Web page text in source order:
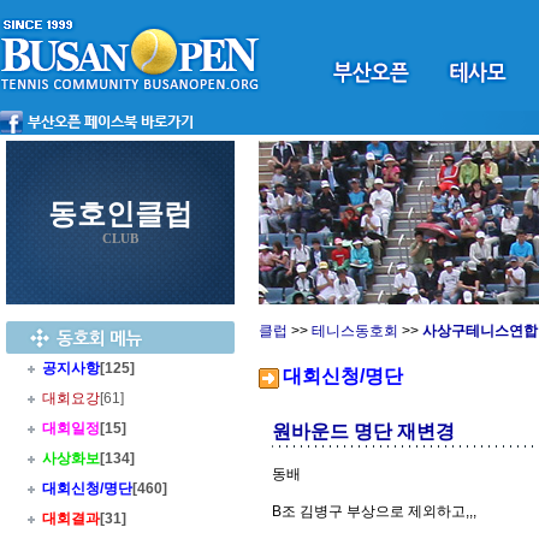
동호인클럽
CLUB
공지사항[125]
대회요강[61]
대회일정 [15]
사상화보[134]
대회신청/명단[460]
대회결과[31]
클럽 >> 테니스동호회 >> 사상구테니스연
대회신청/명단
원바운드 명단 재변경
동배
B조 김병구 부상으로 제외하고,,,